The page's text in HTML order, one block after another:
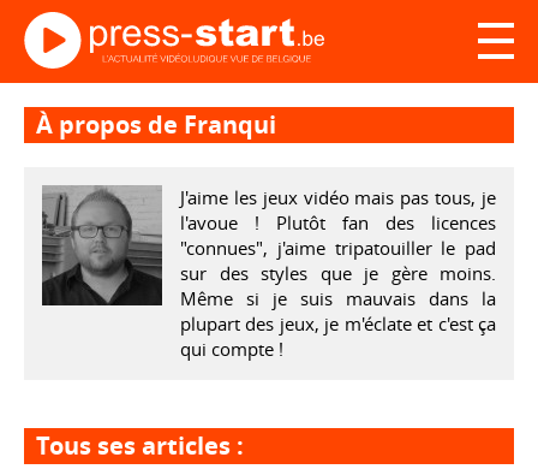
À propos de Franqui
J'aime les jeux vidéo mais pas tous, je
l'avoue ! Plutôt fan des licences
"connues", j'aime tripatouiller le pad
sur des styles que je gère moins.
Même si je suis mauvais dans la
plupart des jeux, je m'éclate et c'est ça
qui compte !
Tous ses articles :